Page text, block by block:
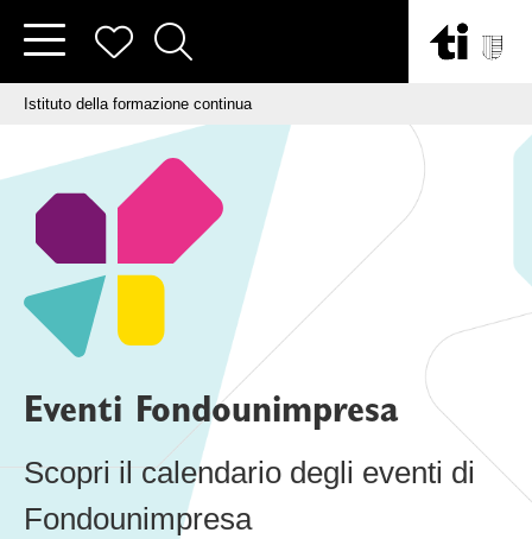
Tu sei qui:
Istituto della formazione continua
Eventi Fondounimpresa
Scopri il calendario degli eventi di
Fondounimpresa